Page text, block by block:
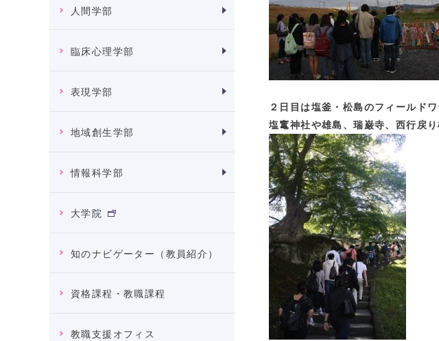
人間学部
臨床心理学部
表現学部
地域創生学部
情報科学部
大学院
知のナビゲーター（教員紹介）
資格課程・教職課程
教職支援オフィス
２日目は塩釜・松島のフィールドワ
塩竃神社や雄島、瑞巌寺、西行戻